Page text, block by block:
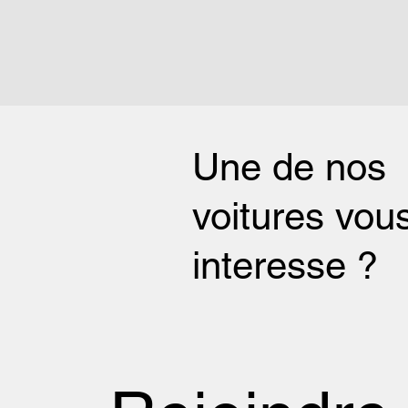
Une de nos
voitures
interesse ?